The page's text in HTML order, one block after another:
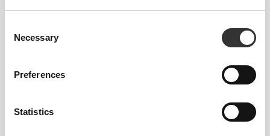
Selection
Necessary
Preferences
Statistics
rozwiązanie, które zdecydowanie wyróżnia nasze
ubrania: brak szwów! Bez wszytych metek noszenie
PORADY DOTYCZĄCE